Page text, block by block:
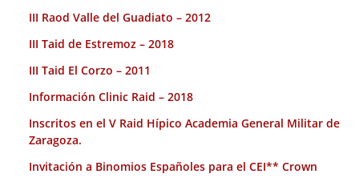
III Raod Valle del Guadiato – 2012
III Taid de Estremoz – 2018
III Taid El Corzo – 2011
Información Clinic Raid – 2018
Inscritos en el V Raid Hípico Academia General Militar de
Zaragoza.
Invitación a Binomios Españoles para el CEI** Crown